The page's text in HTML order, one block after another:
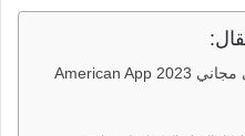
انشاء حساب أبل ستور أمريكي مجاني 2023 American App